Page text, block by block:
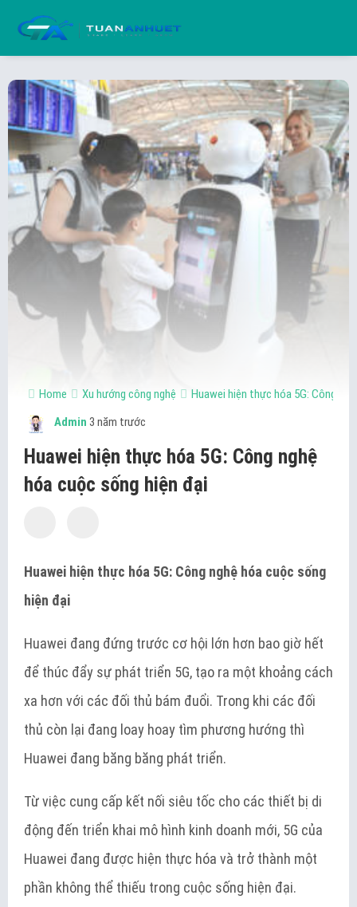
Home Xu hướng công nghệ
Huawei hiện thực hóa 5G: Công
Admin 3 năm trước
Huawei hiện thực hóa 5G: Công nghệ
hóa cuộc sống hiện đại
Huawei hiện thực hóa 5G: Công nghệ hóa cuộc sống
hiện đại
Huawei đang đứng trước cơ hội lớn hơn bao giờ hết
để thúc đẩy sự phát triển 5G, tạo ra một khoảng cách
xa hơn với các đối thủ bám đuổi. Trong khi các đối
thủ còn lại đang loay hoay tìm phương hướng thì
Huawei đang băng băng phát triển.
Từ việc cung cấp kết nối siêu tốc cho các thiết bị di
động đến triển khai mô hình kinh doanh mới, 5G của
Huawei đang được hiện thực hóa và trở thành một
phần không thể thiếu trong cuộc sống hiện đại.